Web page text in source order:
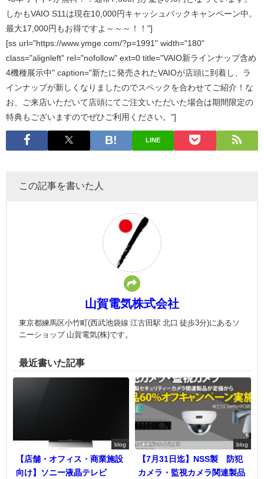
しかもVAIO S11は現在10,000円キャッシュバックキャンペーン中。
最大17,000円もお得ですよ～～～！！"]
[ss url="https://www.ymge.com/?p=1991" width="180"
class="alignleft" rel="nofollow" ext=0 title="VAIO新ラインナップ含め
4機種展示中" caption="新たに発売されたVAIOが店頭に到着し、ラ
インナップが新しくなりましたのでスペックを合わせてご紹介！な
お、ご来店いただいて店頭にてご注文いただいた場合は期間限定の
特典もございますのでぜひご利用ください。"]
LINE
この記事を書いた人
山賀電気株式会社
東京都練馬区小竹町(西武池袋線 江古田駅 北口 徒歩3分)にあるソ
ニーショップ 山賀電気(株)です。
最近書いた記事
blog
【店舗・オフィス・商業施設
向け】ソニー液晶テレビ
blog
【7月31日迄】NSS製 防犯
カメラ・監視カメラ関連製品